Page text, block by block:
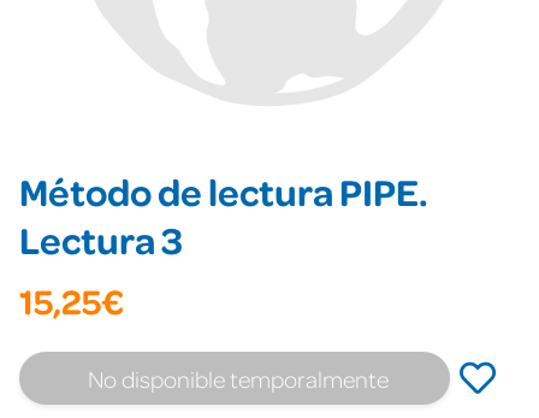
Método de lectura PIPE.
Lectura 3
15,25€
No disponible temporalmente